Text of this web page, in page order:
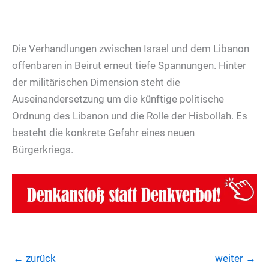
Die Verhandlungen zwischen Israel und dem Libanon
offenbaren in Beirut erneut tiefe Spannungen. Hinter
der militärischen Dimension steht die
Auseinandersetzung um die künftige politische
Ordnung des Libanon und die Rolle der Hisbollah. Es
besteht die konkrete Gefahr eines neuen
Bürgerkriegs.
← zurück weiter →